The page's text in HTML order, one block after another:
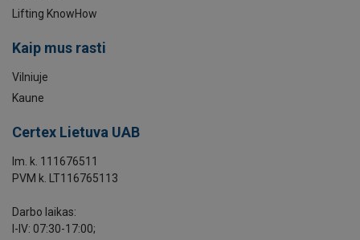
Lifting KnowHow
Kaip mus rasti
Vilniuje
Kaune
Certex Lietuva UAB
Im. k. 111676511
PVM k. LT116765113
Darbo laikas:
I-IV: 07:30-17:00;